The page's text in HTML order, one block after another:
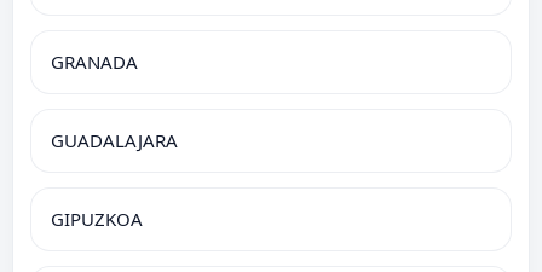
GRANADA
GUADALAJARA
GIPUZKOA